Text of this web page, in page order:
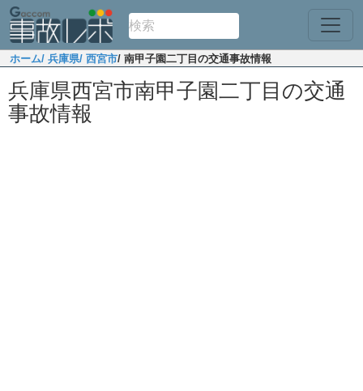
ホーム/ 兵庫県/ 西宮市/ 南甲子園二丁目の交通事故情報
兵庫県西宮市南甲子園二丁目の交通
事故情報